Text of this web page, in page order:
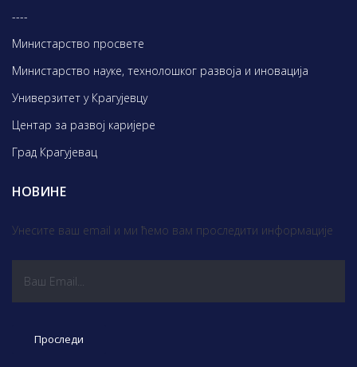
----
Министарство просвете
Министарство науке, технолошког развоја и иновација
Универзитет у Крагујевцу
Центар за развој каријере
Град Крагујевац
НОВИНЕ
Унесите ваш email и ми ћемо вам проследити информације